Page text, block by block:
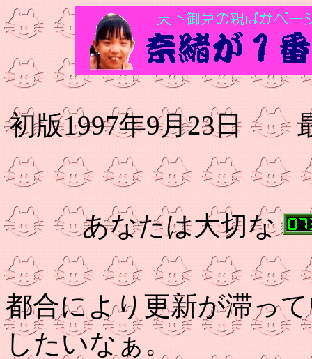
初版1997年9月23日
あなたは大切な
都合により更新が滞っ
したいなぁ。